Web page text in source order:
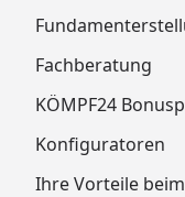
Fachberatung
KÖMPF24
Konfiguratoren
Ihre Vorteile